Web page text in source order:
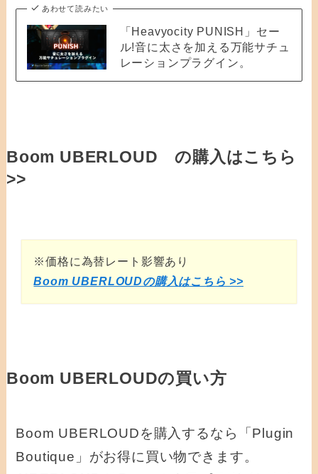
あわせて読みたい
「Heavyocity PUNISH」セー
ル!音に太さを加える万能サチュ
レーションプラグイン。
Boom UBERLOUD の購入はこちら
>>
※価格に為替レート影響あり
Boom UBERLOUDの購入はこちら >>
Boom UBERLOUDの買い方
Boom UBERLOUDを購入するなら「Plugin
Boutique」がお得に買い物できます。